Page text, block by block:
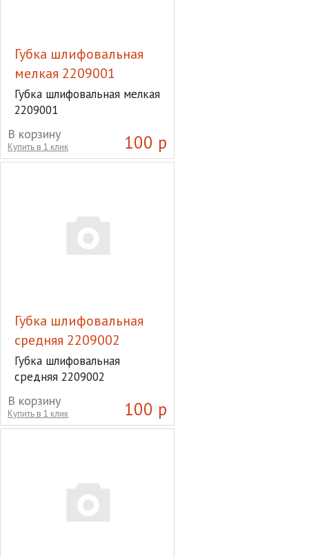
Губка шлифовальная
мелкая 2209001
Губка шлифовальная мелкая
2209001
100 р
В корзину
Купить в 1 клик
Губка шлифовальная
средняя 2209002
Губка шлифовальная
средняя 2209002
100 р
В корзину
Купить в 1 клик